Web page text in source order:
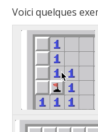
Voici quelques